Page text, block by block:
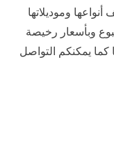
وموديلاتها
الأسبوع وبأسعار رخيصة
كما يمكنكم التواصل